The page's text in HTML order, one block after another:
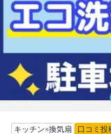
キッチン×換気扇 口コミ投